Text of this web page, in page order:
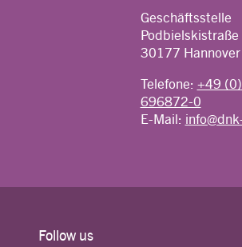
Geschäftsstelle
30177 Hannover
Telefone: +49
696872-0
E-Mail:
Follow us